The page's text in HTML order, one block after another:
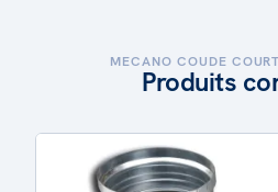
MECANO COUDE
Produits